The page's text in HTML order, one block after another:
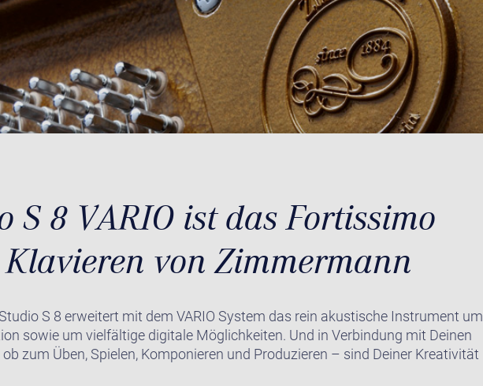
S 8 VARIO ist das Fortissimo
von Zimmermann
S 8 erweitert mit dem VARIO System das rein akustische Instrument um
sowie um vielfältige digitale Möglichkeiten. Und in Verbindung mit Deinen
zum Üben, Spielen, Komponieren und Produzieren – sind Deiner Kreativität